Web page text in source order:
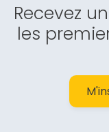
Recevez
les